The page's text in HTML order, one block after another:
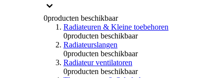
0producten beschikbaar
Radiateuren & Kleine toebehoren
0producten beschikbaar
Radiateurslangen
0producten beschikbaar
Radiateur ventilatoren
0producten beschikbaar